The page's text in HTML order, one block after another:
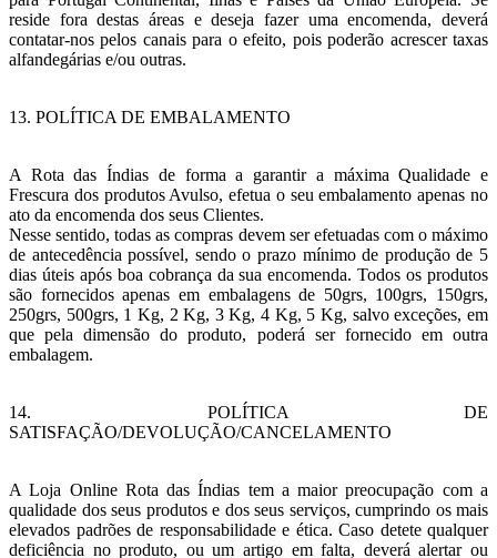
reside fora destas áreas e deseja fazer uma encomenda, deverá
contatar-nos pelos canais para o efeito, pois poderão acrescer taxas
alfandegárias e/ou outras.
13. POLÍTICA DE EMBALAMENTO
A Rota das Índias de forma a garantir a máxima Qualidade e
Frescura dos produtos Avulso, efetua o seu embalamento apenas no
ato da encomenda dos seus Clientes.
Nesse sentido, todas as compras devem ser efetuadas com o máximo
de antecedência possível, sendo o prazo mínimo de produção de 5
dias úteis após boa cobrança da sua encomenda. Todos os produtos
são fornecidos apenas em embalagens de 50grs, 100grs, 150grs,
250grs, 500grs, 1 Kg, 2 Kg, 3 Kg, 4 Kg, 5 Kg, salvo exceções, em
que pela dimensão do produto, poderá ser fornecido em outra
embalagem.
14. POLÍTICA DE
SATISFAÇÃO/DEVOLUÇÃO/CANCELAMENTO
A Loja Online Rota das Índias tem a maior preocupação com a
qualidade dos seus produtos e dos seus serviços, cumprindo os mais
elevados padrões de responsabilidade e ética. Caso detete qualquer
deficiência no produto, ou um artigo em falta, deverá alertar ou